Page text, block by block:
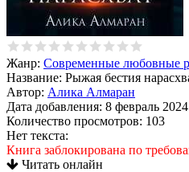
Жанр: Современные любовные
Название: Рыжая бестия
Автор: Алика Алмаран
Дата добавления: 8 февраль 2024
Количество просмотров: 103
Нет текста:
Книга заблокирована по
Читать онлайн